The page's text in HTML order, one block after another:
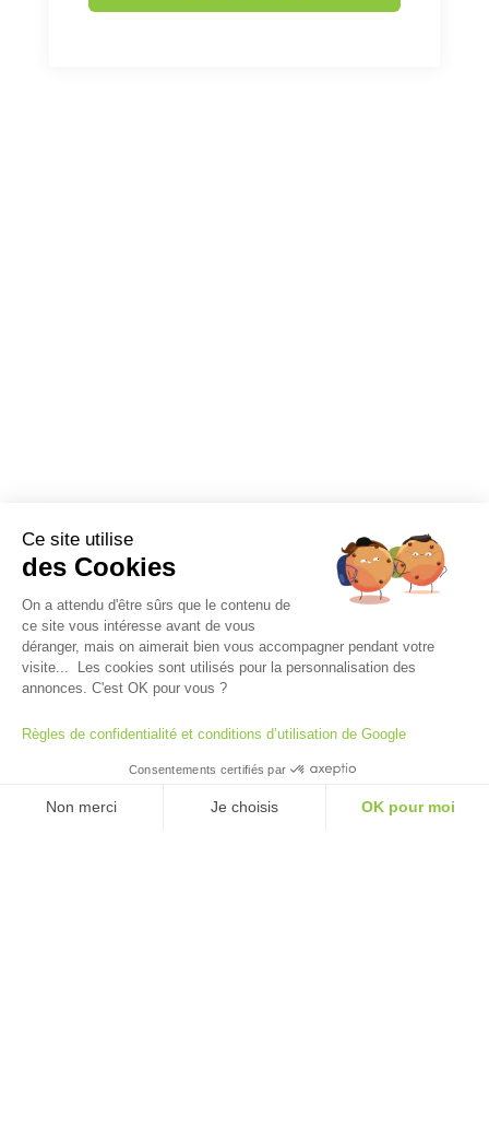
Contact
 Première Avenue, 171 4040 Herstal, Belgique
 +32 42 77 88 08
Ce site utilise
des Cookies
On a attendu d'être sûrs que le contenu de
ce site vous intéresse avant de vous
déranger, mais on aimerait bien vous accompagner pendant votre
visite... Les cookies sont utilisés pour la personnalisation des
annonces. C'est OK pour vous ?
Règles de confidentialité et conditions d’utilisation de Google
Consentements certifiés par
Non merci Je choisis
OK pour moi